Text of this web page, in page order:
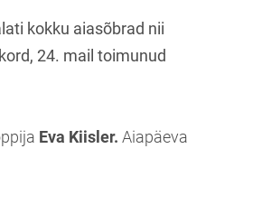
kokku aiasõbrad nii
24. mail toimunud
Eva Kiisler. Aiapäeva